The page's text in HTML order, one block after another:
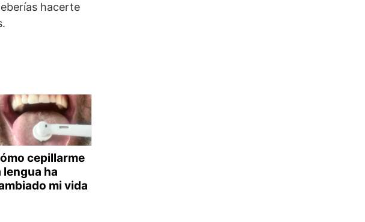
hacerte
cepillarme
lengua ha
mi vida